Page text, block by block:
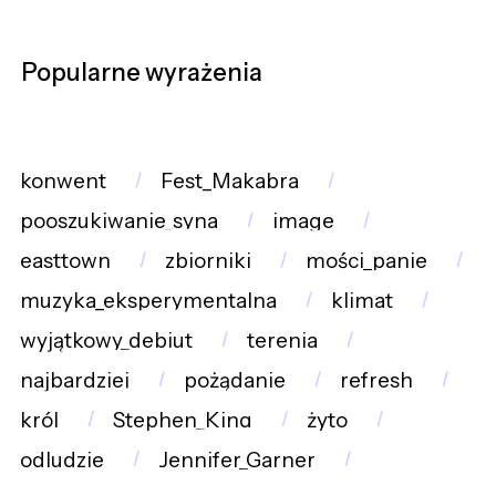
Popularne wyrażenia
konwent
Fest_Makabra
pooszukiwanie_syna
image
easttown
zbiorniki
mości_panie
muzyka_eksperymentalna
klimat
wyjątkowy_debiut
terenia
najbardziej
pożądanie
refresh
król
Stephen_King
żyto
odludzie
Jennifer_Garner